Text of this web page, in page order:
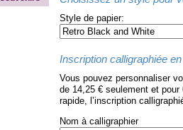
Style de papier:
Inscription calligraphiée
Vous pouvez personnaliser
de 14,25 € seulement et
rapide, l’inscription
Nom à calligraphier